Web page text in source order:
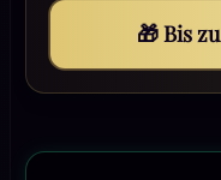
🎁 Bis